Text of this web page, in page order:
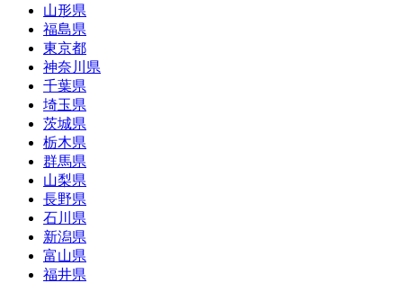
山形県
福島県
東京都
神奈川県
千葉県
埼玉県
茨城県
栃木県
群馬県
山梨県
長野県
石川県
新潟県
富山県
福井県